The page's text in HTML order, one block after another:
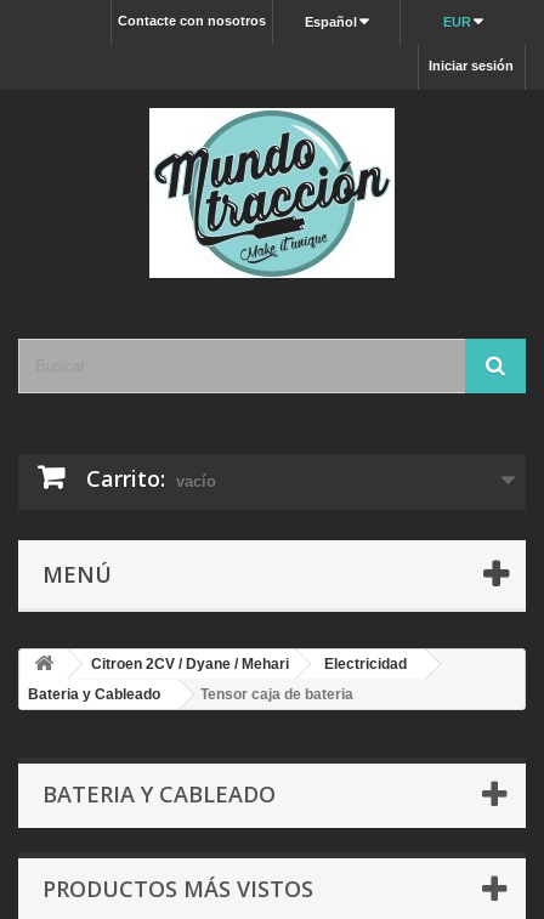
EUR
Español
Contacte con nosotros
Iniciar sesión
Carrito: vacío
MENÚ
Citroen 2CV / Dyane / Mehari
Electricidad
Bateria y Cableado
Tensor caja de bateria
BATERIA Y CABLEADO
PRODUCTOS MÁS VISTOS